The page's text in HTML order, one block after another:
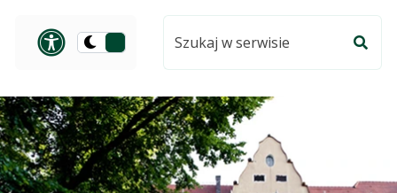
Panel dostosowania
Przełącz
ciemną
serwisie